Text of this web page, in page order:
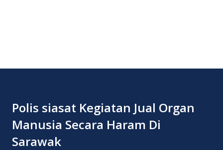
Polis siasat Kegiatan Jual Organ
Manusia Secara Haram Di
Sarawak